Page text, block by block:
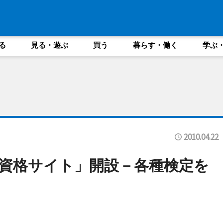
見る・遊ぶ 買う 暮らす・働く 学ぶ
2010.04.22
格サイト」開設－各種検定を